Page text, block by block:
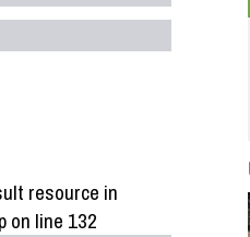
resource in
on line 132